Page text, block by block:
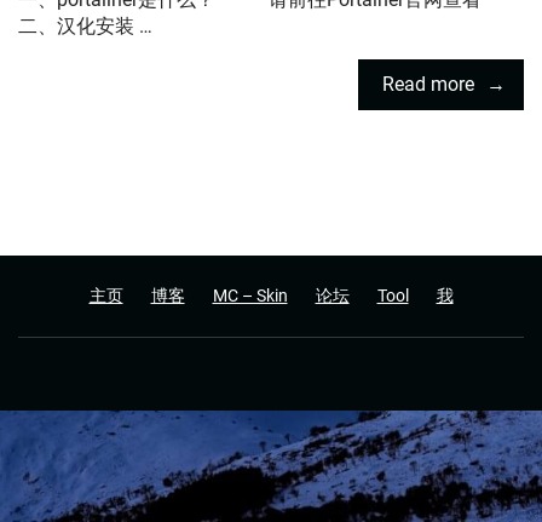
二、汉化安装 …
Read more
主页 博客 MC – Skin 论坛 Tool 我